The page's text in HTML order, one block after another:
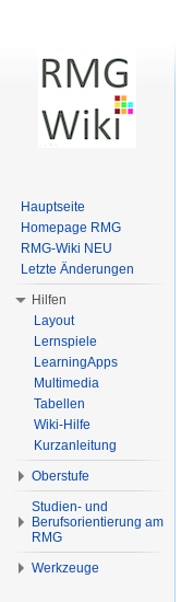
Hauptseite
Homepage RMG
RMG-Wiki NEU
Letzte Änderungen
Hilfen
Layout
Lernspiele
LearningApps
Multimedia
Tabellen
Wiki-Hilfe
Kurzanleitung
Oberstufe
Studien- und
Berufsorientierung am
RMG
Werkzeuge